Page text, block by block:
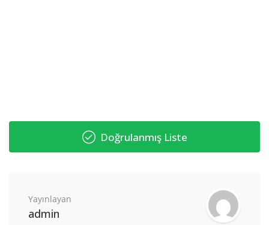
Doğrulanmış Liste
Yayınlayan
admin